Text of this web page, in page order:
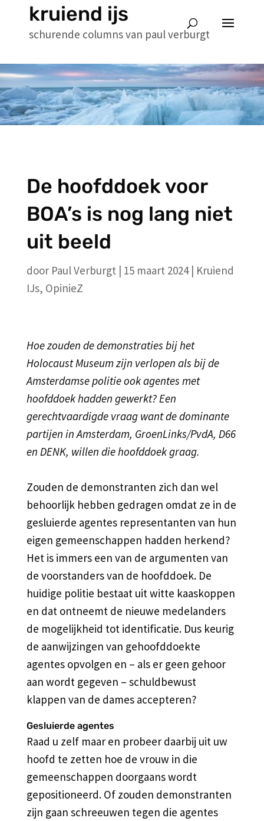
kruiend ijs
schurende columns van paul verburgt
De hoofddoek voor
BOA’s is nog lang niet
uit beeld
door Paul Verburgt | 15 maart 2024| Kruiend
IJs, OpinieZ
Hoe zouden de demonstraties bij het
Holocaust Museum zijn verlopen als bij de
Amsterdamse politie ook agentes met
hoofddoek hadden gewerkt? Een
gerechtvaardigde vraag want de dominante
partijen in Amsterdam, GroenLinks/PvdA, D66
en DENK, willen die hoofddoek graag.
Zouden de demonstranten zich dan wel
behoorlijk hebben gedragen omdat ze in de
gesluierde agentes representanten van hun
eigen gemeenschappen hadden herkend?
Het is immers een van de argumenten van
de voorstanders van de hoofddoek. De
huidige politie bestaat uit witte kaaskoppen
en dat ontneemt de nieuwe medelanders
de mogelijkheid tot identificatie. Dus keurig
de aanwijzingen van gehoofddoekte
agentes opvolgen en – als er geen gehoor
aan wordt gegeven – schuldbewust
klappen van de dames accepteren?
Gesluierde agentes
Raad u zelf maar en probeer daarbij uit uw
hoofd te zetten hoe de vrouw in die
gemeenschappen doorgaans wordt
gepositioneerd. Of zouden demonstranten
zijn gaan schreeuwen tegen die agentes